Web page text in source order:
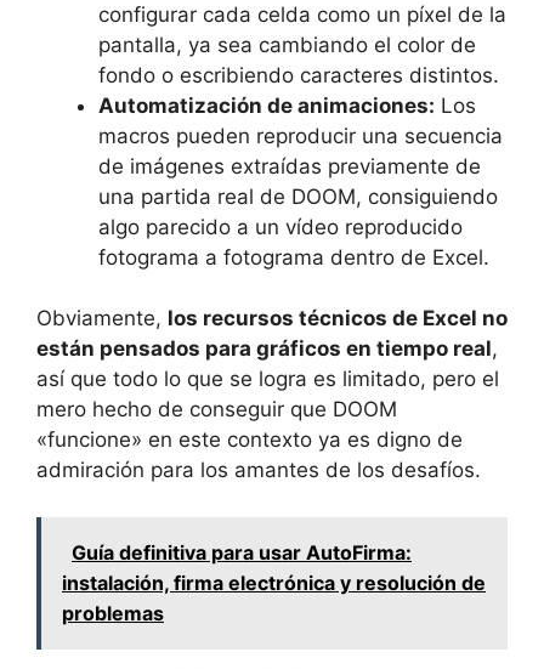
configurar cada celda como un píxel de la
pantalla, ya sea cambiando el color de
fondo o escribiendo caracteres distintos.
Automatización de animaciones: Los
macros pueden reproducir una secuencia
de imágenes extraídas previamente de
una partida real de DOOM, consiguiendo
algo parecido a un vídeo reproducido
fotograma a fotograma dentro de Excel.
Obviamente, los recursos técnicos de Excel no
están pensados para gráficos en tiempo real,
así que todo lo que se logra es limitado, pero el
mero hecho de conseguir que DOOM
«funcione» en este contexto ya es digno de
admiración para los amantes de los desafíos.
Guía definitiva para usar AutoFirma:
instalación, firma electrónica y resolución de
problemas